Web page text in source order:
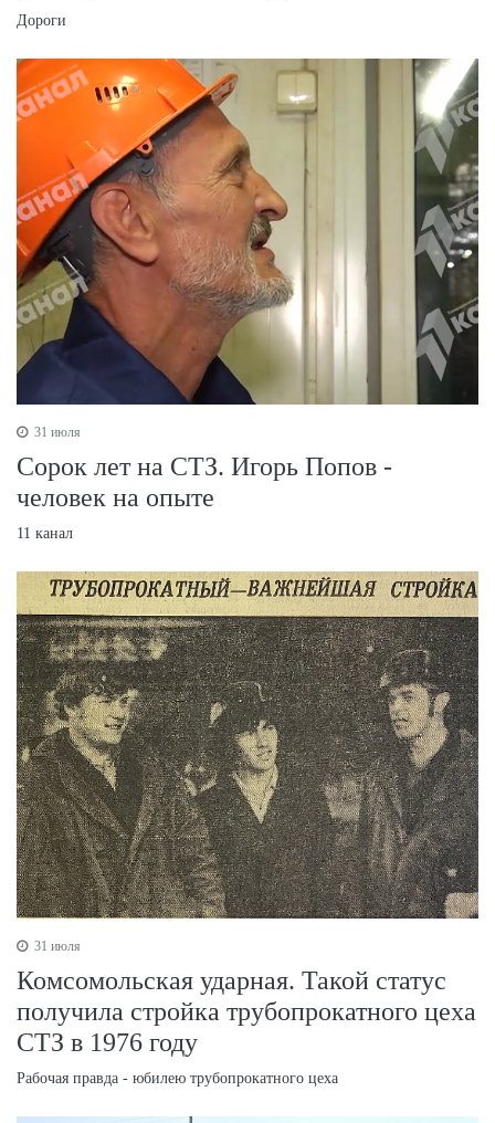
Дороги
31 июля
Сорок лет на СТЗ. Игорь Попов -
человек на опыте
11 канал
31 июля
Комсомольская ударная. Такой статус
получила стройка трубопрокатного цеха
СТЗ в 1976 году
Рабочая правда - юбилею трубопрокатного цеха